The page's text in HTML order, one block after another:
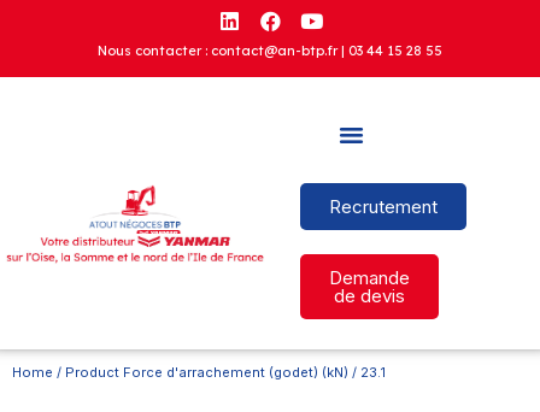
Nous contacter : contact@an-btp.fr | 03 44 15 28 55
Recrutement
Demande
de devis
Home / Product Force d'arrachement (godet) (kN) / 23.1